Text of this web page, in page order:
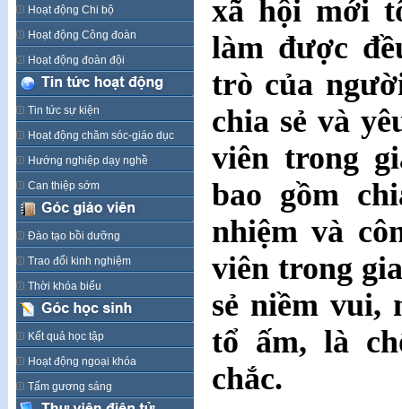
Hoạt động Chi bộ
Hoạt động Công đoàn
Hoạt động đoàn đội
Tin tức sự kiện
Hoạt động chăm sóc-giáo dục
Hướng nghiệp dạy nghề
Can thiệp sớm
Đào tạo bồi dưỡng
Trao đổi kinh nghiệm
Thời khóa biểu
Kết quả học tập
Hoạt động ngoại khóa
Tấm gương sáng
xã hội mới
làm được
trò của
chia sẻ và
viên trong
bao gồm
nhiệm và
viên trong
sẻ niềm vui,
tổ ấm, là
chắc.